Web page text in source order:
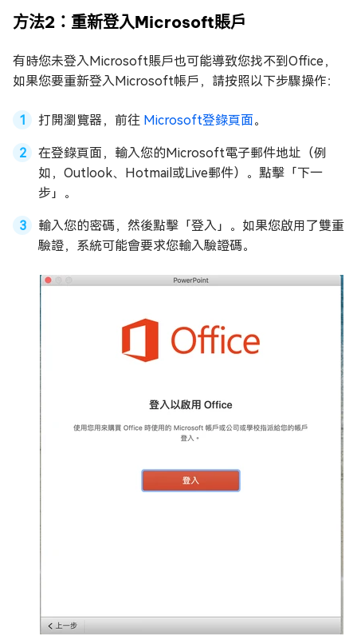
方法2：重新登入Microsoft賬戶
有時您未登入Microsoft賬戶也可能導致您找不到Office，
如果您要重新登入Microsoft帳戶，請按照以下步驟操作：
打開瀏覽器，前往 Microsoft登錄頁面。
在登錄頁面，輸入您的Microsoft電子郵件地址（例
如，Outlook、Hotmail或Live郵件）。點擊「下一
步」。
輸入您的密碼，然後點擊「登入」。如果您啟用了雙重
驗證，系統可能會要求您輸入驗證碼。